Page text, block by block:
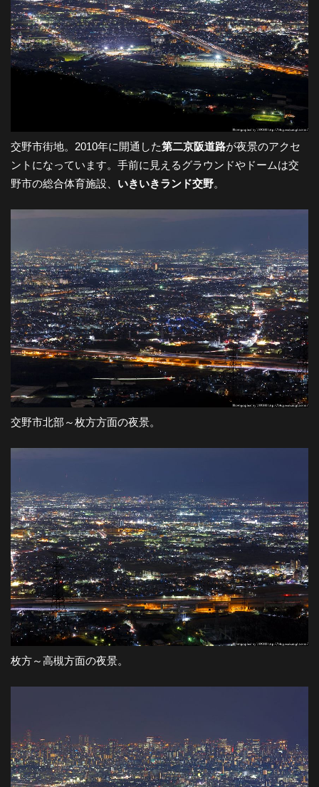
交野市街地。2010年に開通した第二京阪道路が夜景のアクセ
ントになっています。手前に見えるグラウンドやドームは交
野市の総合体育施設、 いきいきランド交野。
交野市北部～枚方方面の夜景。
枚方～高槻方面の夜景。